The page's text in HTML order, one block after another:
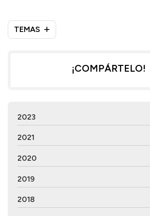
TEMAS
¡COMPÁRTELO!
2023
2021
2020
2019
2018